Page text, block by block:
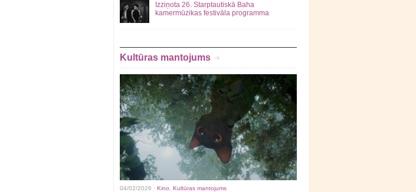
Izziņota 26. Starptautiskā Baha
kamermūzikas festivāla programma
Kultūras mantojums
04/02/2026 · Kino Kultūras mantojums